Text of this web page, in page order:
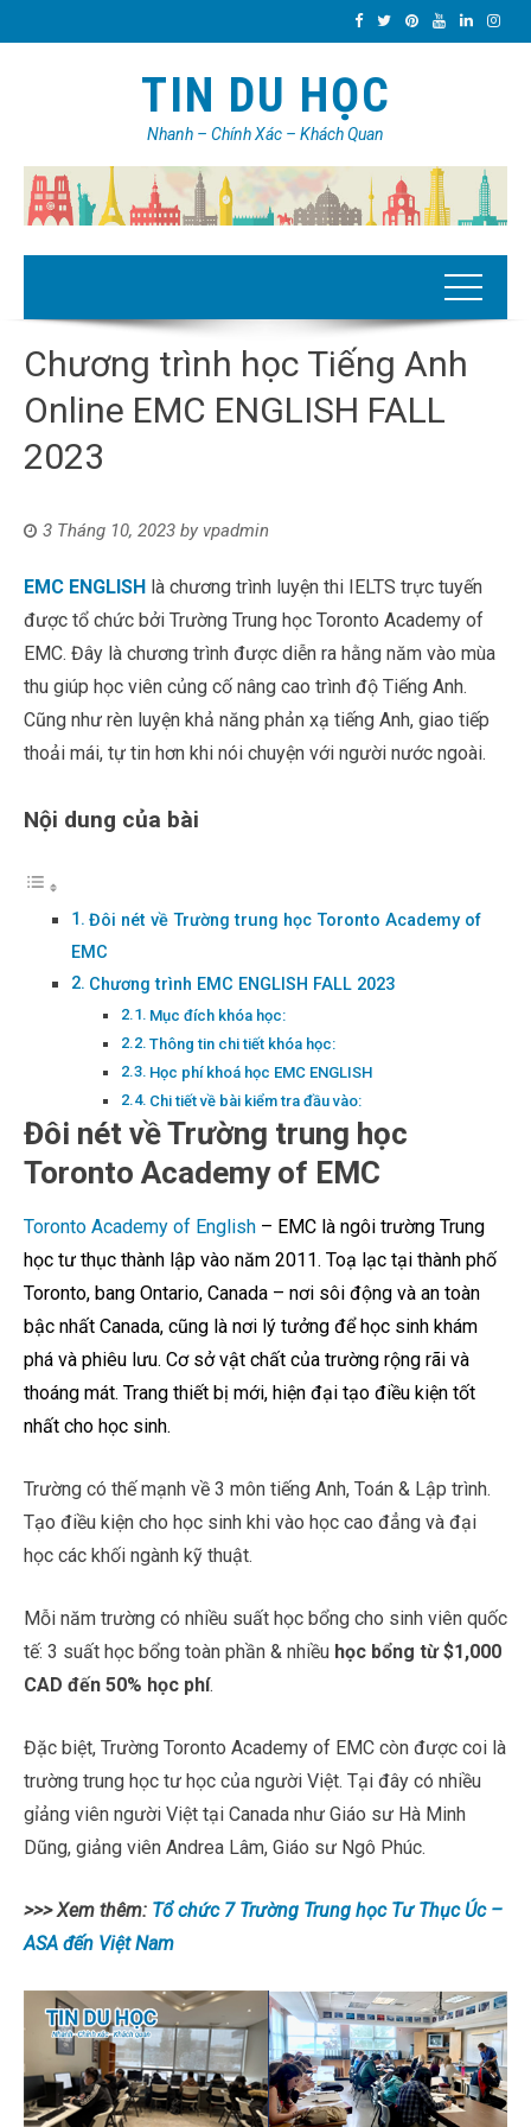
TIN DU HỌC
Nhanh – Chính Xác – Khách Quan
Chương trình học Tiếng Anh
Online EMC ENGLISH FALL
2023
3 Tháng 10, 2023 by vpadmin
EMC ENGLISH là chương trình luyện thi IELTS trực tuyến
được tổ chức bởi Trường Trung học Toronto Academy of
EMC. Đây là chương trình được diễn ra hằng năm vào mùa
thu giúp học viên củng cố nâng cao trình độ Tiếng Anh.
Cũng như rèn luyện khả năng phản xạ tiếng Anh, giao tiếp
thoải mái, tự tin hơn khi nói chuyện với người nước ngoài.
Nội dung của bài
Đôi nét về Trường trung học Toronto Academy of
EMC
Chương trình EMC ENGLISH FALL 2023
Mục đích khóa học:
Thông tin chi tiết khóa học:
Học phí khoá học EMC ENGLISH
Chi tiết về bài kiểm tra đầu vào:
Đôi nét về Trường trung học
Toronto Academy of EMC
Toronto Academy of English – EMC là ngôi trường Trung
học tư thục thành lập vào năm 2011. Toạ lạc tại thành phố
Toronto, bang Ontario, Canada – nơi sôi động và an toàn
bậc nhất Canada, cũng là nơi lý tưởng để học sinh khám
phá và phiêu lưu. Cơ sở vật chất của trường rộng rãi và
thoáng mát. Trang thiết bị mới, hiện đại tạo điều kiện tốt
nhất cho học sinh.
Trường có thế mạnh về 3 môn tiếng Anh, Toán & Lập trình.
Tạo điều kiện cho học sinh khi vào học cao đẳng và đại
học các khối ngành kỹ thuật.
Mỗi năm trường có nhiều suất học bổng cho sinh viên quốc
tế: 3 suất học bổng toàn phần & nhiều học bổng từ $1,000
CAD đến 50% học phí.
Đặc biệt, Trường Toronto Academy of EMC còn được coi là
trường trung học tư học của người Việt. Tại đây có nhiều
gỉảng viên người Việt tại Canada như Giáo sư Hà Minh
Dũng, giảng viên Andrea Lâm, Giáo sư Ngô Phúc.
>>> Xem thêm: Tổ chức 7 Trường Trung học Tư Thục Úc –
ASA đến Việt Nam